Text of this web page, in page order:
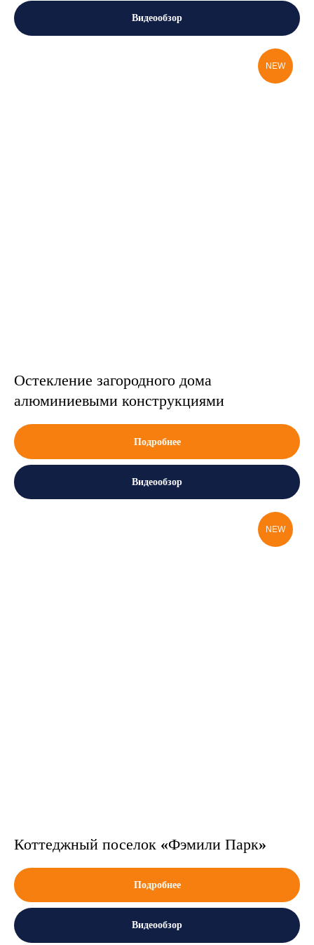
Видеообзор
NEW
Остекление загородного дома
алюминиевыми конструкциями
Подробнее
Видеообзор
NEW
Коттеджный поселок «Фэмили Парк»
Подробнее
Видеообзор